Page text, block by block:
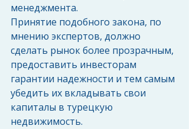
менеджмента.
Принятие подобного закона, по
мнению экспертов, должно
сделать рынок более прозрачным,
предоставить инвесторам
гарантии надежности и тем самым
убедить их вкладывать свои
капиталы в турецкую
недвижимость.